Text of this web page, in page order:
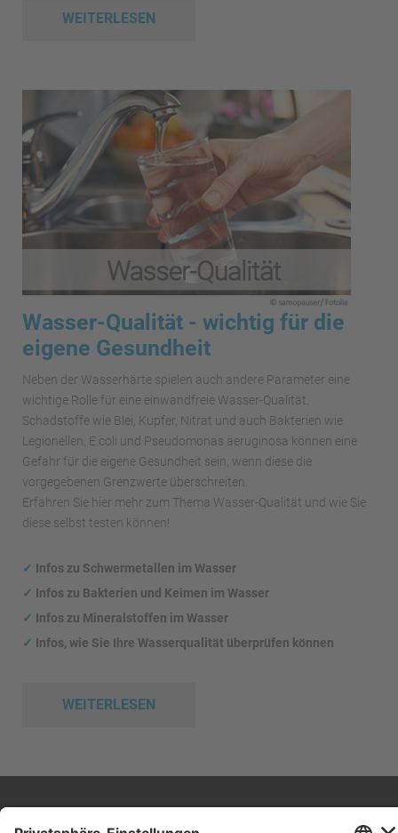
WEITERLESEN
Wasser-Qualität - wichtig für die
eigene Gesundheit
Neben der Wasserhärte spielen auch andere Parameter eine
wichtige Rolle für eine einwandfreie Wasser-Qualität.
Schadstoffe wie Blei, Kupfer, Nitrat und auch Bakterien wie
Legionellen, E.coli und Pseudomonas aeruginosa können eine
Gefahr für die eigene Gesundheit sein, wenn diese die
vorgegebenen Grenzwerte überschreiten.
Erfahren Sie hier mehr zum Thema Wasser-Qualität und wie Sie
diese selbst testen können!
✓ Infos zu Schwermetallen im Wasser
✓ Infos zu Bakterien und Keimen im Wasser
✓ Infos zu Mineralstoffen im Wasser
✓ Infos, wie Sie Ihre Wasserqualität überprüfen können
WEITERLESEN